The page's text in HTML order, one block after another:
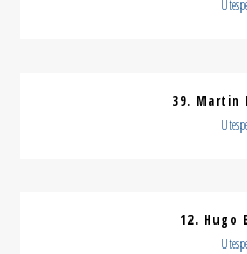
39. Martin
12. Hugo